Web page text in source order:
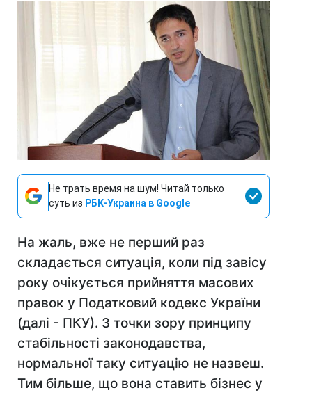
Не трать время на шум! Читай только
суть из РБК-Украина в Google
На жаль, вже не перший раз
складається ситуація, коли під завісу
року очікується прийняття масових
правок у Податковий кодекс України
(далі - ПКУ). З точки зору принципу
стабільності законодавства,
нормальної таку ситуацію не назвеш.
Тим більше, що вона ставить бізнес у